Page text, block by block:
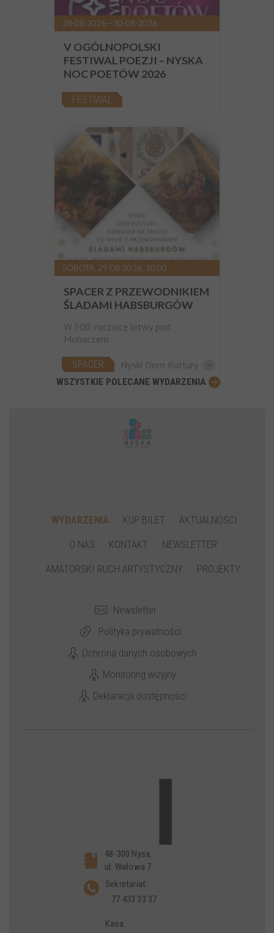
28-08-2026—30-08-2026
V OGÓLNOPOLSKI
FESTIWAL POEZJI – NYSKA
NOC POETÓW 2026
FESTIWAL
SOBOTA, 29-08-2026, 10:00
SPACER Z PRZEWODNIKIEM
ŚLADAMI HABSBURGÓW
W 500. rocznicę bitwy pod
Mohaczem
SPACER Nyski Dom Kultury
WSZYSTKIE POLECANE WYDARZENIA
WYDARZENIA KUP BILET
AKTUALNOŚCI
O NAS
KONTAKT
NEWSLETTER
AMATORSKI RUCH ARTYSTYCZNY
PROJEKTY
Newsletter
Polityka prywatności
Ochrona danych osobowych
Monitoring wizyjny
Deklaracja dostępności
48-300 Nysa,
ul. Wałowa 7
Sekretariat:
77 433 33 37
Kasa: